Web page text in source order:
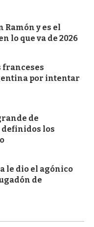
Ramón y es el
lo que va de 2026
franceses
por intentar
de
definidos los
le dio el agónico
de